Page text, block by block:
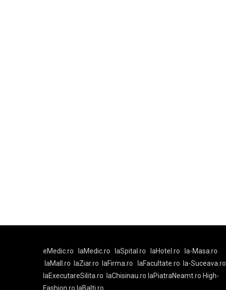
eMedic.ro laMedic.ro laSpital.ro laHotel.ro
la-Masa.ro
laMall.ro
laZiar.ro laFirma.ro laFacultate.ro
la-Suceava.ro
laExecutareSilita.ro
laChisinau.ro laPiatraNeamt.ro High-
Fashion.ro laBalti.ro